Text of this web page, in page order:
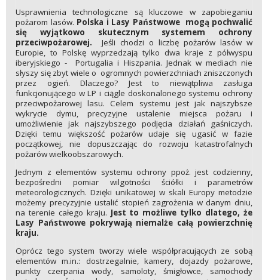
Usprawnienia technologiczne są kluczowe w zapobieganiu
pożarom lasów. Polska i Lasy Państwowe mogą pochwalić
się wyjątkowo skutecznym systemem ochrony
przeciwpożarowej. Jeśli chodzi o liczbę pożarów lasów w
Europie, to Polskę wyprzedzają tylko dwa kraje z półwyspu
iberyjskiego - Portugalia i Hiszpania. Jednak w mediach nie
słyszy się zbyt wiele o ogromnych powierzchniach zniszczonych
przez ogień. Dlaczego? Jest to niewątpliwa zasługa
funkcjonującego w LP i ciągle doskonalonego systemu ochrony
przeciwpożarowej lasu. Celem systemu jest jak najszybsze
wykrycie dymu, precyzyjne ustalenie miejsca pożaru i
umożliwienie jak najszybszego podjęcia działań gaśniczych.
Dzięki temu większość pożarów udaje się ugasić w fazie
początkowej, nie dopuszczając do rozwoju katastrofalnych
pożarów wielkoobszarowych.
Jednym z elementów systemu ochrony ppoż. jest codzienny,
bezpośredni pomiar wilgotności ściółki i parametrów
meteorologicznych. Dzięki unikatowej w skali Europy metodzie
możemy precyzyjnie ustalić stopień zagrożenia w danym dniu,
na terenie całego kraju. Jest to możliwe tylko dlatego, że
Lasy Państwowe pokrywają niemalże całą powierzchnię
kraju.
Oprócz tego system tworzy wiele współpracujących ze sobą
elementów m.in.: dostrzegalnie, kamery, dojazdy pożarowe,
punkty czerpania wody, samoloty, śmigłowce, samochody